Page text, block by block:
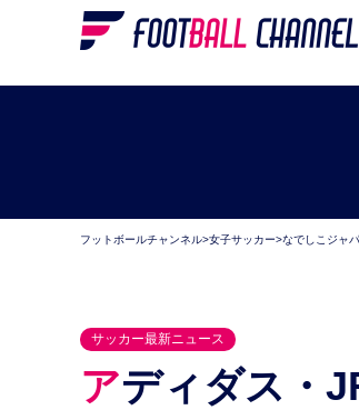
フットボールチャンネル>女子サッカー>なでしこジャ
サッカー最新ニュース
アディダス・JFA共同プロジェクト「HER TEAM」